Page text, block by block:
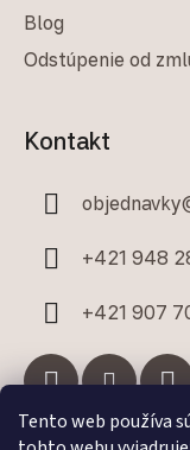
Tento web používa
Blog
Odstúpenie od
Kontakt
objednavky
+421 948
+421 907